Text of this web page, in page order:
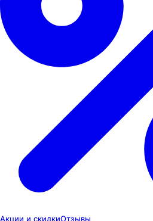
Акции и скидкиОтзывы